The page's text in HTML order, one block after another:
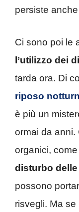
persiste
Ci sono poi le
l’utilizzo dei
tarda ora. Di
riposo
è più un
ormai da anni.
organici, come
disturbo
possono
risvegli. Ma